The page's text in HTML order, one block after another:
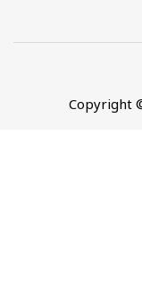
Copyright